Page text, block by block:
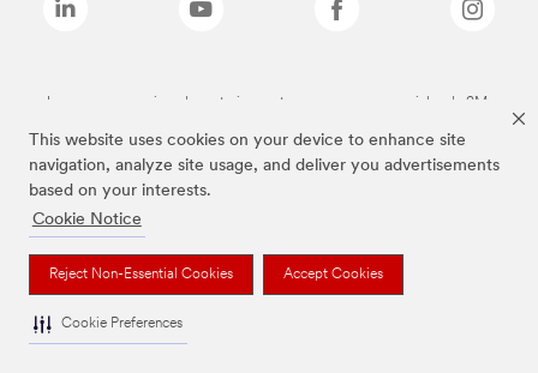
This website uses cookies on your device to enhance site
navigation, analyze site usage, and deliver you advertisements
based on your interests.
Cookie Notice
Reject Non-Essential Cookies Accept Cookies
Cookie Preferences
Las marcas mencionadas anteriormente son marcas comerciales de 3M.